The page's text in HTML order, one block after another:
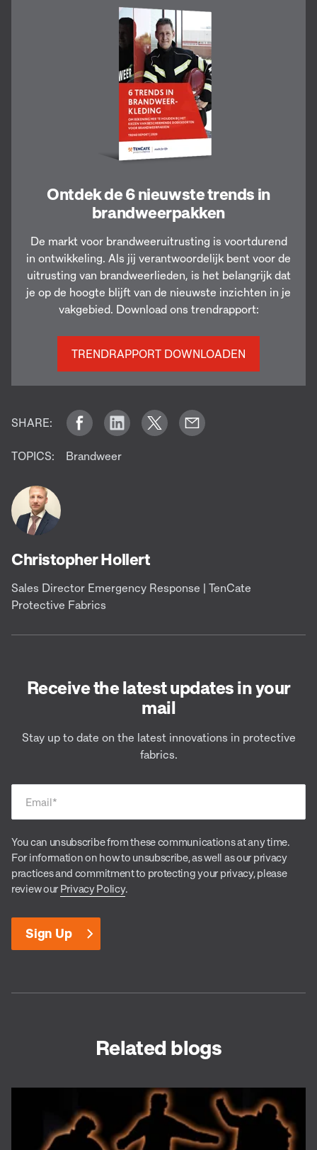
Ontdek de 6 nieuwste trends in
brandweerpakken
De markt voor brandweeruitrusting is voortdurend
in ontwikkeling. Als jij verantwoordelijk bent voor de
uitrusting van brandweerlieden, is het belangrijk dat
je op de hoogte blijft van de nieuwste inzichten in je
vakgebied. Download ons trendrapport:
TRENDRAPPORT DOWNLOADEN
SHARE:
TOPICS: Brandweer
Christopher Hollert
Sales Director Emergency Response | TenCate
Protective Fabrics
Receive the latest updates in your
mail
Stay up to date on the latest innovations in protective
fabrics.
Email*
You can unsubscribe from these communications at any time.
For information on how to unsubscribe, as well as our privacy
practices and commitment to protecting your privacy, please
review our Privacy Policy.
Related blogs